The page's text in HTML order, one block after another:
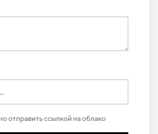
ссылкой на облако